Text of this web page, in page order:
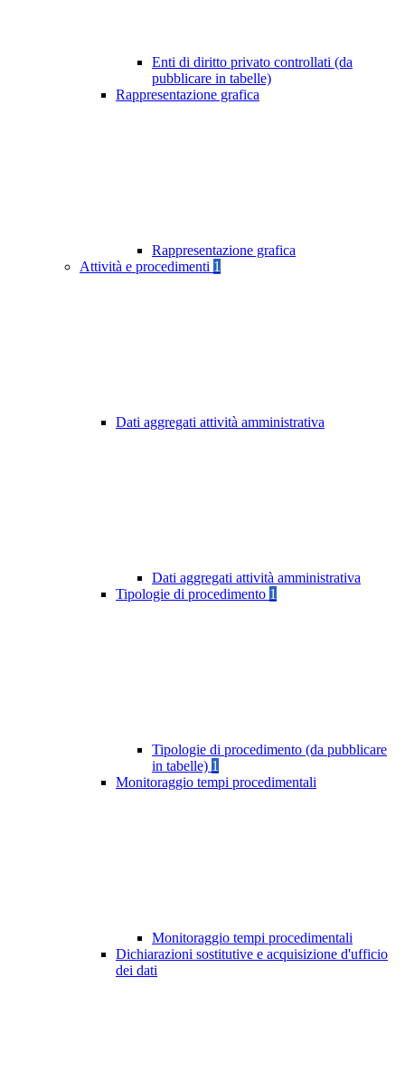
Enti di diritto privato controllati (da
pubblicare in tabelle)
Rappresentazione grafica
Rappresentazione grafica
Attività e procedimenti 1
Dati aggregati attività amministrativa
Dati aggregati attività amministrativa
Tipologie di procedimento 1
Tipologie di procedimento (da pubblicare
in tabelle) 1
Monitoraggio tempi procedimentali
Monitoraggio tempi procedimentali
Dichiarazioni sostitutive e acquisizione d'ufficio
dei dati